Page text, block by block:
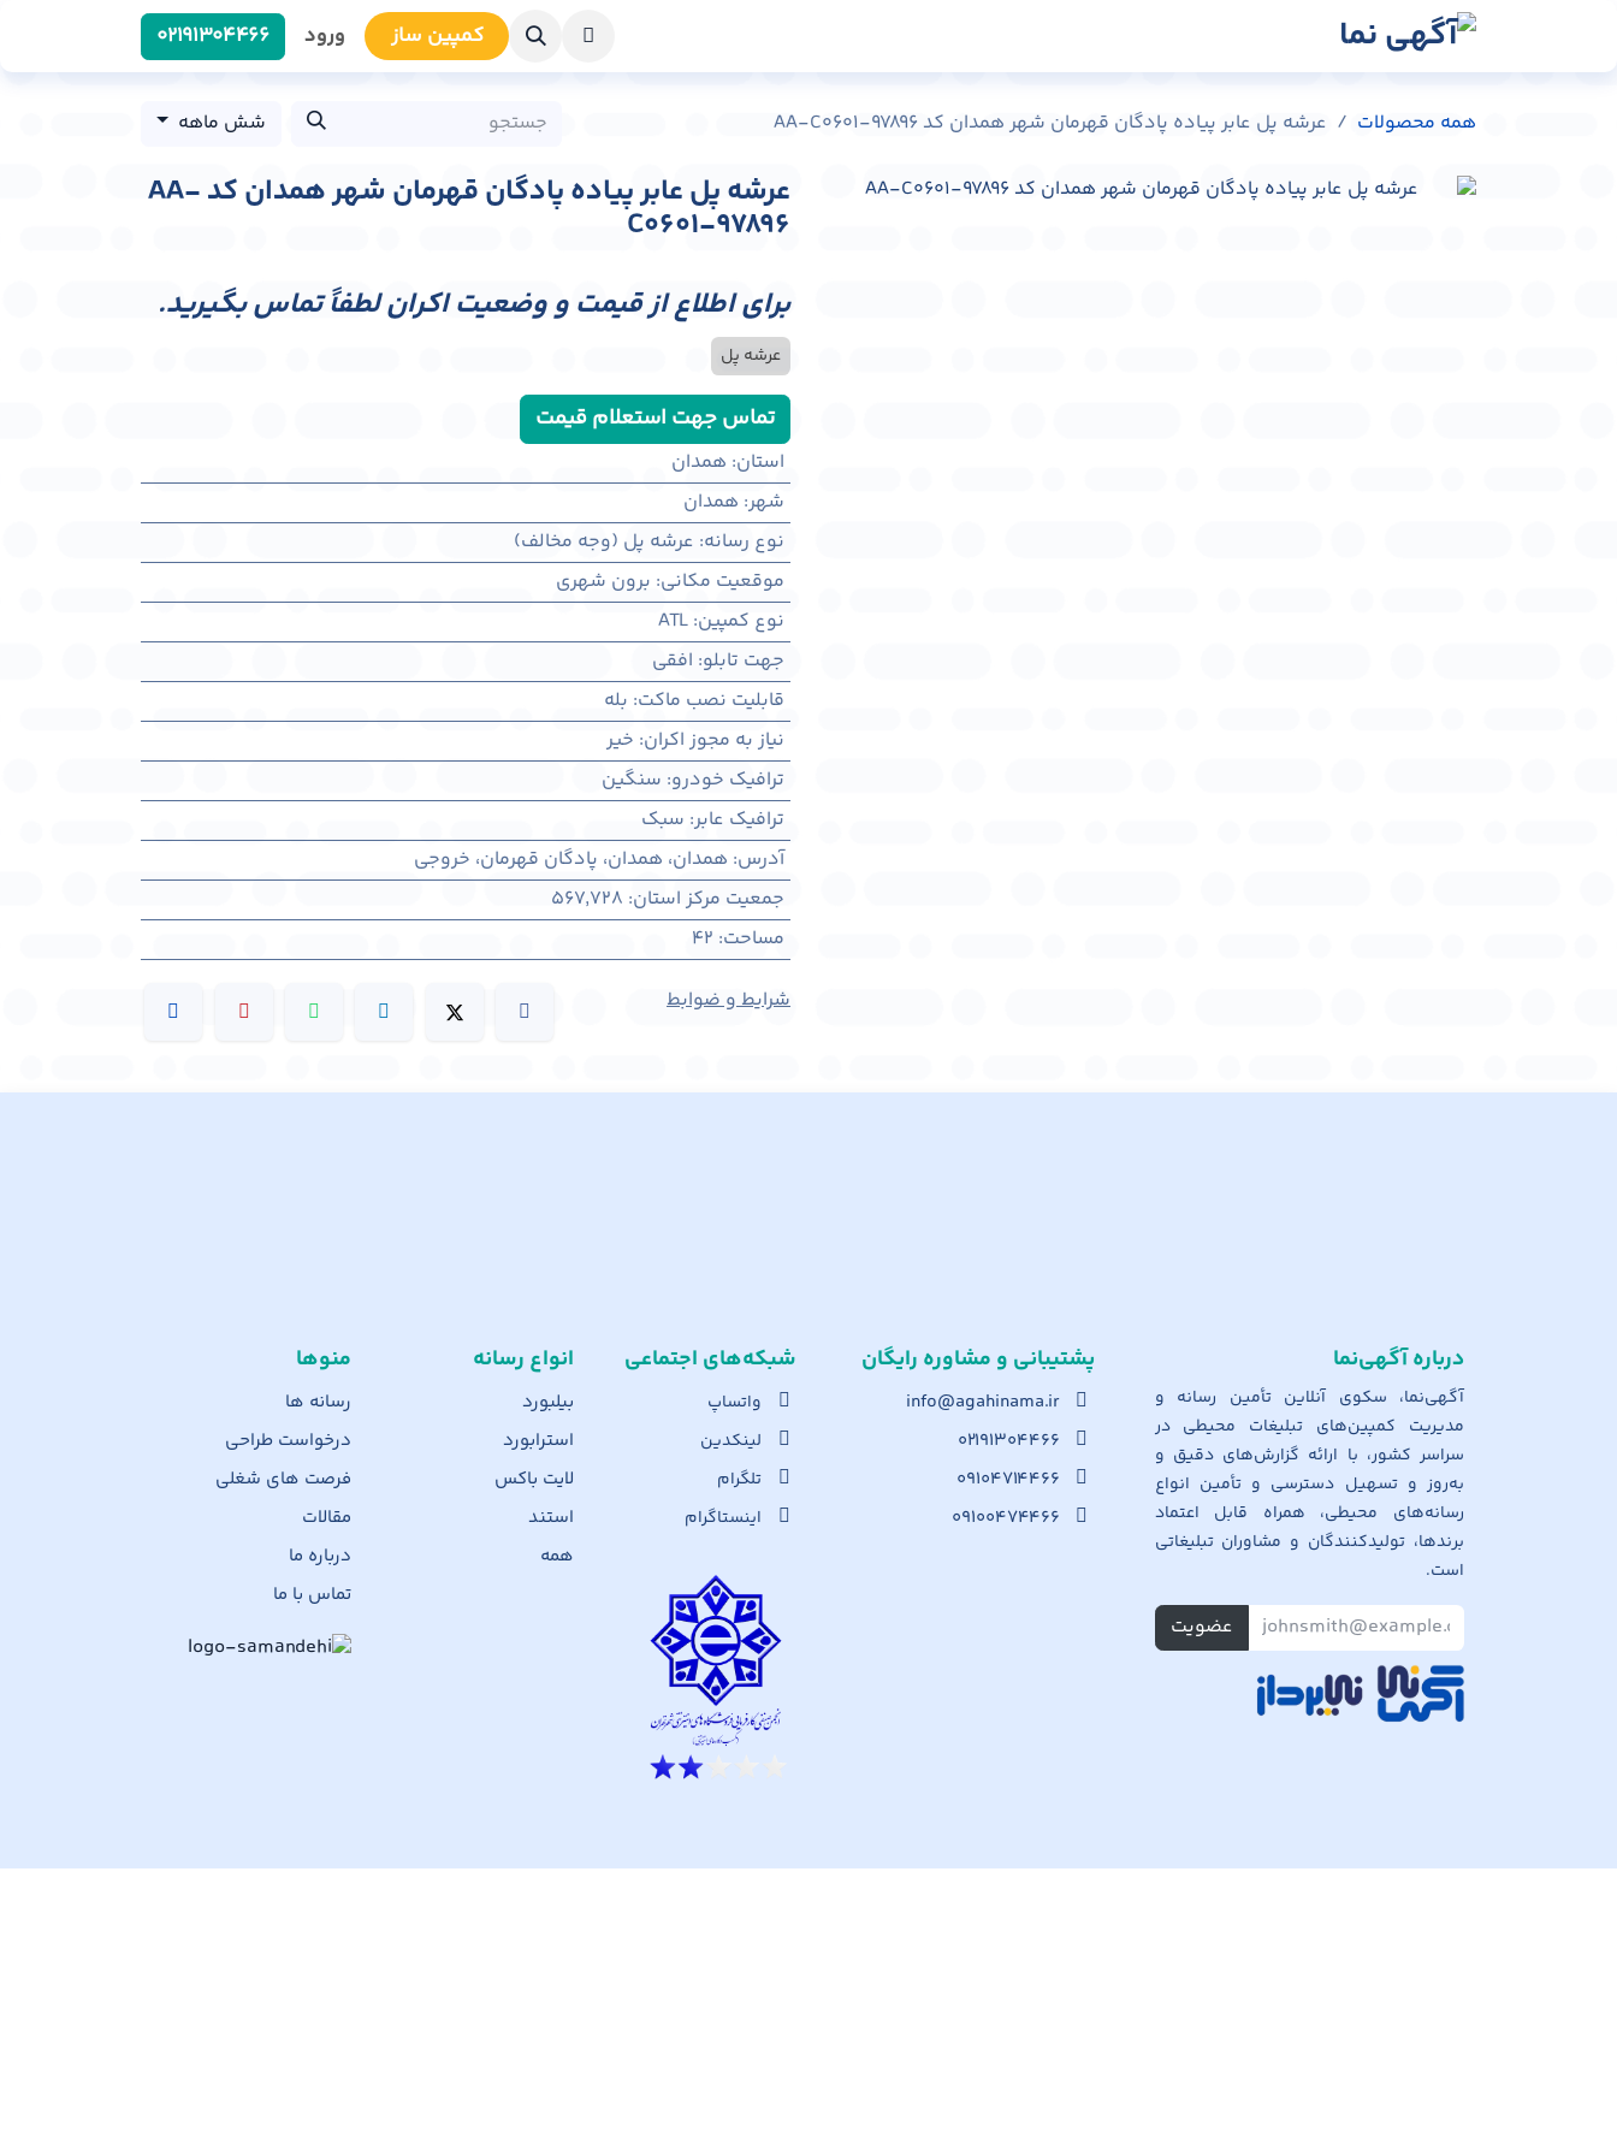
کمپین سا​​ز ورود 0219​1304466
همه محصولات عرشه پل عابر پیاده پادگان قهرمان شهر همدان کد AA-C0601-97896 شش ماهه
عرشه پل عابر پیاده پادگان قهرمان شهر همدان کد AA-
C0601-97896
برای اطلاع از قیمت و وضعیت اکران لطفاً تماس بگیرید.
عرشه پل
تماس جهت استعلام قیمت
استان: همدان
شهر: همدان
نوع رسانه: عرشه پل (وجه مخالف)
موقعیت مکانی: برون شهری
نوع کمپین:
ATL
جهت تابلو: افقی
قابلیت نصب ماکت: بله
نیاز به مجوز اکران: خیر
ترافیک خودرو: سنگین
ترافیک عابر: سبک
آدرس: همدان، همدان، پادگان قهرمان، خروجی
جمعیت مرکز استان:
567,728
مساحت:
42
شرایط و ضوابط
منوها
رسانه ها
درخواست طراحی
فرصت های شغلی
مقالات
درباره ما
تماس با ما
انواع رسانه
بیلبورد
استرابورد
لایت باکس
استند
همه
شبکه‌های اجت​ماعی
واتساپ
لینکدین
تلگرام
اینستاگرام
پشتیبانی و مشاوره رایگان
info@agahinama.ir
۰۲۱۹۱۳۰۴۴۶۶
۰۹۱۰۴۷۱۴۴۶۶
۰۹۱۰۰۴۷۴۴۶۶
درباره آگهی‌نما
آگهی‌نما، سکوی آنلاین تأمین رسانه و
مدیریت کمپین‌های تبلیغات محیطی در
سراسر کشور، با ارائه گزارش‌های دقیق و
به‌روز و تسهیل دسترسی و تأمین انواع
رسانه‌های محیطی، همراه قابل اعتماد
برندها، تولیدکنندگان و مشاوران تبلیغاتی
است.
عضویت